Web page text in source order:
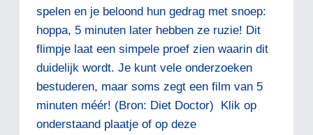
spelen en je beloond hun gedrag met snoep:
hoppa, 5 minuten later hebben ze ruzie! Dit
flimpje laat een simpele proef zien waarin dit
duidelijk wordt. Je kunt vele onderzoeken
bestuderen, maar soms zegt een film van 5
minuten méér! (Bron: Diet Doctor) Klik op
onderstaand plaatje of op deze